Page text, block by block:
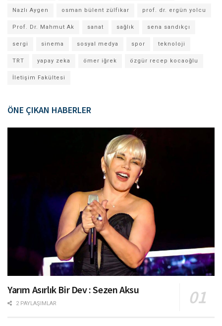
Nazlı Aygen osman bülent zülfikar prof. dr. ergün yolcu
Prof. Dr. Mahmut Ak sanat sağlık sena sandıkçı
sergi sinema sosyal medya spor teknoloji
TRT yapay zeka ömer iğrek özgür recep kocaoğlu
İletişim Fakültesi
ÖNE ÇIKAN HABERLER
Yarım Asırlık Bir Dev : Sezen Aksu
2 PAYLAŞIMLAR